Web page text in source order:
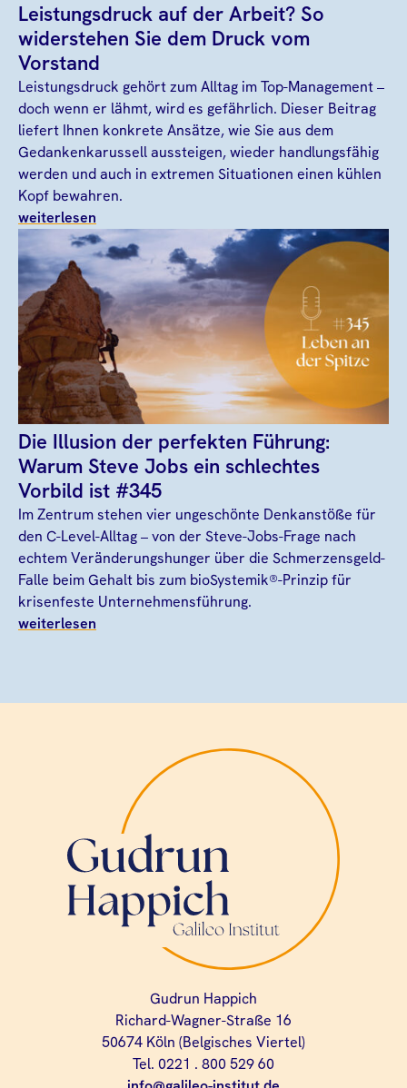
Leistungsdruck auf der Arbeit? So
widerstehen Sie dem Druck vom
Vorstand
Leistungsdruck gehört zum Alltag im Top-Management –
doch wenn er lähmt, wird es gefährlich. Dieser Beitrag
liefert Ihnen konkrete Ansätze, wie Sie aus dem
Gedankenkarussell aussteigen, wieder handlungsfähig
werden und auch in extremen Situationen einen kühlen
Kopf bewahren.
weiterlesen
Die Illusion der perfekten Führung:
Warum Steve Jobs ein schlechtes
Vorbild ist #345
Im Zentrum stehen vier ungeschönte Denkanstöße für
den C-Level-Alltag – von der Steve-Jobs-Frage nach
echtem Veränderungshunger über die Schmerzensgeld-
Falle beim Gehalt bis zum bioSystemik®-Prinzip für
krisenfeste Unternehmensführung.
weiterlesen
Gudrun Happich
Richard-Wagner-Straße 16
50674 Köln (Belgisches Viertel)
Tel. 0221 . 800 529 60